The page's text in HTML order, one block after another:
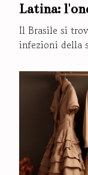
Latina:
Brasile
Il Brasile si
infezioni della